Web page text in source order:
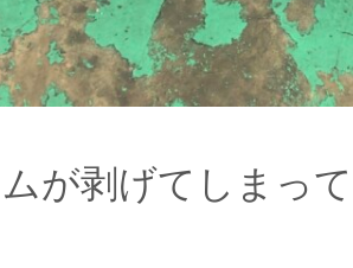
が剥げてしまっ